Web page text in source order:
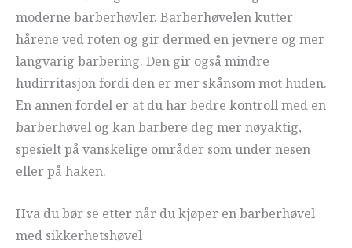
moderne barberhøvler. Barberhøvelen kutter
hårene ved roten og gir dermed en jevnere og mer
langvarig barbering. Den gir også mindre
hudirritasjon fordi den er mer skånsom mot huden.
En annen fordel er at du har bedre kontroll med en
barberhøvel og kan barbere deg mer nøyaktig,
spesielt på vanskelige områder som under nesen
eller på haken.
Hva du bør se etter når du kjøper en barberhøvel
med sikkerhetshøvel